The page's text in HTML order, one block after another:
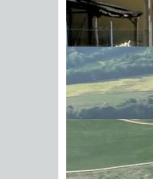
Sonnenschein
Ahornwald
Angaben:
Tag, Ort
Vor- und
Hinweis: Auf
folgende